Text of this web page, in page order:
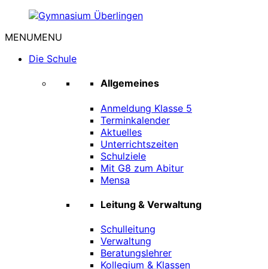
springen
Überlingen
MENUMENU
Die Schule
Allgemeines
Anmeldung Klasse 5
Terminkalender
Aktuelles
Unterrichtszeiten
Schulziele
Mit G8 zum Abitur
Mensa
Leitung & Verwaltung
Schulleitung
Verwaltung
Beratungslehrer
Kollegium & Klassen